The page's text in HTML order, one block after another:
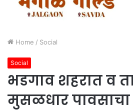
Home / Social
Social
भडगाव शहरात व
मुसळधार